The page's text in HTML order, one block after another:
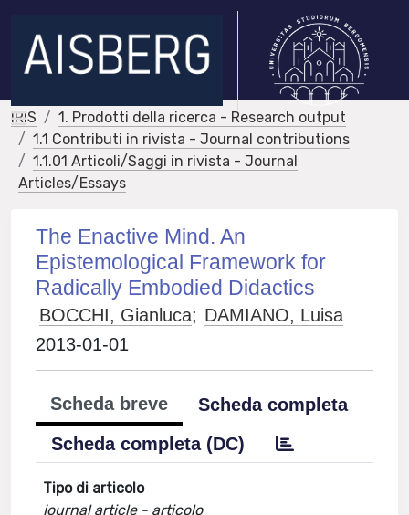
IRIS
1. Prodotti della ricerca - Research output
1.1 Contributi in rivista - Journal contributions
1.1.01 Articoli/Saggi in rivista - Journal
Articles/Essays
The Enactive Mind. An
Epistemological Framework for
Radically Embodied Didactics
BOCCHI, Gianluca; DAMIANO, Luisa
2013-01-01
Scheda breve
Scheda completa
Scheda completa (DC)
Tipo di articolo
journal article - articolo